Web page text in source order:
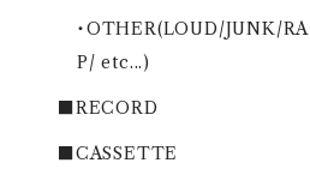
・OTHER(LOUD/JUNK/RA
P/ etc...)
■RECORD
■CASSETTE